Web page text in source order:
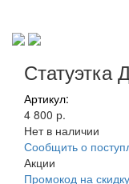
Статуэтка
Артикул:
4 800 р.
Нет в наличии
Сообщить о
Акции
Промокод на скидку